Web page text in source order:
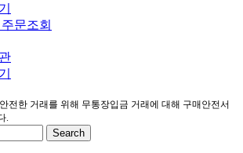
문조회
전한 거래를 위해 무통장입금 거래에 대해 구매안전서
.
Search